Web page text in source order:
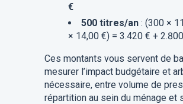
€
500 titres/an: (300 ×
× 14,00 €) = 3.420 € +
Ces montants vous servent de
mesurer l’impact budgétaire et
nécessaire, entre volume de
répartition au sein du ménage et